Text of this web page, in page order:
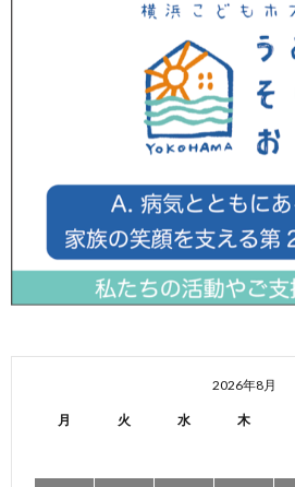
2026年8月
月 火 水 木